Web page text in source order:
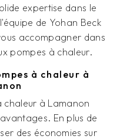
expertise dans le
de Yohan Beck
accompagner dans
pompes à chaleur.
à chaleur à
chaleur à Lamanon
En plus de
des économies sur